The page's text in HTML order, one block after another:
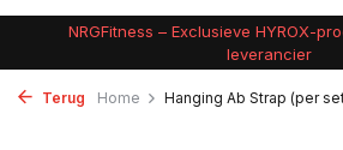
NRGFitness – Exclusieve HYROX-
leverancier
Terug Home Hanging Ab Strap (per